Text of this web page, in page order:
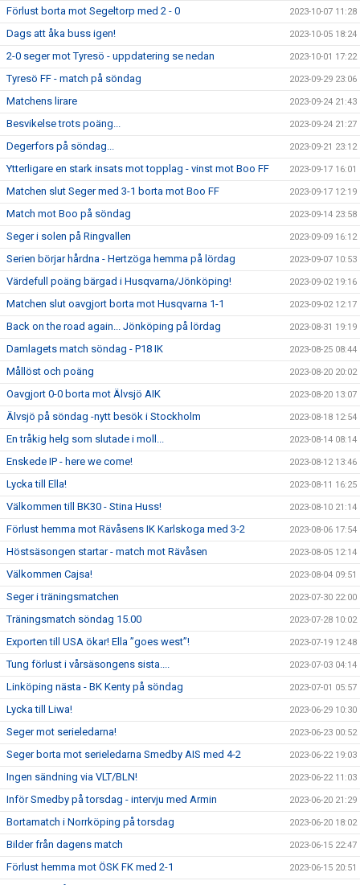
Förlust borta mot Segeltorp med 2 - 0 2023-10-07 11:28
Dags att åka buss igen! 2023-10-05 18:24
2-0 seger mot Tyresö - uppdatering se nedan 2023-10-01 17:22
Tyresö FF - match på söndag 2023-09-29 23:06
Matchens lirare 2023-09-24 21:43
Besvikelse trots poäng... 2023-09-24 21:27
Degerfors på söndag... 2023-09-21 23:12
Ytterligare en stark insats mot topplag - vinst mot Boo FF 2023-09-17 16:01
Matchen slut Seger med 3-1 borta mot Boo FF 2023-09-17 12:19
Match mot Boo på söndag 2023-09-14 23:58
Seger i solen på Ringvallen 2023-09-09 16:12
Serien börjar hårdna - Hertzöga hemma på lördag 2023-09-07 10:53
Värdefull poäng bärgad i Husqvarna/Jönköping! 2023-09-02 19:16
Matchen slut oavgjort borta mot Husqvarna 1-1 2023-09-02 12:17
Back on the road again... Jönköping på lördag 2023-08-31 19:19
Damlagets match söndag - P18 IK 2023-08-25 08:44
Mållöst och poäng 2023-08-20 20:02
Oavgjort 0-0 borta mot Älvsjö AIK 2023-08-20 13:07
Älvsjö på söndag -nytt besök i Stockholm 2023-08-18 12:54
En tråkig helg som slutade i moll... 2023-08-14 08:14
Enskede IP - here we come! 2023-08-12 13:46
Lycka till Ella! 2023-08-11 16:25
Välkommen till BK30 - Stina Huss! 2023-08-10 21:14
Förlust hemma mot Rävåsens IK Karlskoga med 3-2 2023-08-06 17:54
Höstsäsongen startar - match mot Rävåsen 2023-08-05 12:14
Välkommen Cajsa! 2023-08-04 09:51
Seger i träningsmatchen 2023-07-30 22:00
Träningsmatch söndag 15.00 2023-07-28 10:02
Exporten till USA ökar! Ella ”goes west”! 2023-07-19 12:48
Tung förlust i vårsäsongens sista.... 2023-07-03 04:14
Linköping nästa - BK Kenty på söndag 2023-07-01 05:57
Lycka till Liwa! 2023-06-29 10:30
Seger mot serieledarna! 2023-06-23 00:52
Seger borta mot serieledarna Smedby AIS med 4-2 2023-06-22 19:03
Ingen sändning via VLT/BLN! 2023-06-22 11:03
Inför Smedby på torsdag - intervju med Armin 2023-06-20 21:29
Bortamatch i Norrköping på torsdag 2023-06-20 18:02
Bilder från dagens match 2023-06-15 22:47
Förlust hemma mot ÖSK FK med 2-1 2023-06-15 20:51